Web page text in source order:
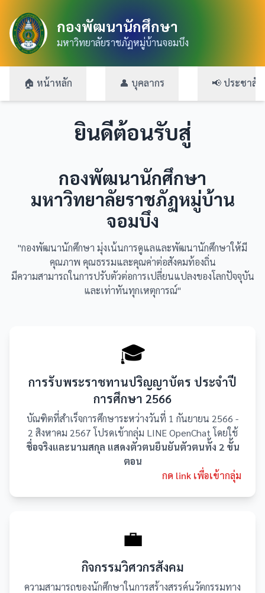
กองพัฒนานักศึกษา
มหาวิทยาลัยราชภัฏหมู่บ้านจอมบึง
🏠 หน้าหลัก 👤 บุคลากร 📢 ประชาสั
ยินดีต้อนรับสู่
กองพัฒนานักศึกษา
มหาวิทยาลัยราชภัฏหมู่บ้าน
จอมบึง
"กองพัฒนานักศึกษา มุ่งเน้นการดูแลและพัฒนานักศึกษาให้มี
คุณภาพ คุณธรรมและคุณค่าต่อสังคมท้องถิ่น
มีความสามารถในการปรับตัวต่อการเปลี่ยนแปลงของโลกปัจจุบัน
และเท่าทันทุกเหตุการณ์"
🎓
การรับพระราชทานปริญญาบัตร ประจำปี
การศึกษา 2566
บัณฑิตที่สำเร็จการศึกษาระหว่างวันที่ 1 กันยายน 2566 -
2 สิงหาคม 2567 โปรดเข้ากลุ่ม LINE OpenChat โดยใช้
ชื่อจริงและนามสกุล แสดงตัวตนยืนยันตัวตนทั้ง 2 ขั้น
ตอน
กด link เพื่อเข้ากลุ่ม
💼
กิจกรรมวิศวกรสังคม
ความสามารถของนักศึกษาในการสร้างสรรค์นวัตกรรมทาง